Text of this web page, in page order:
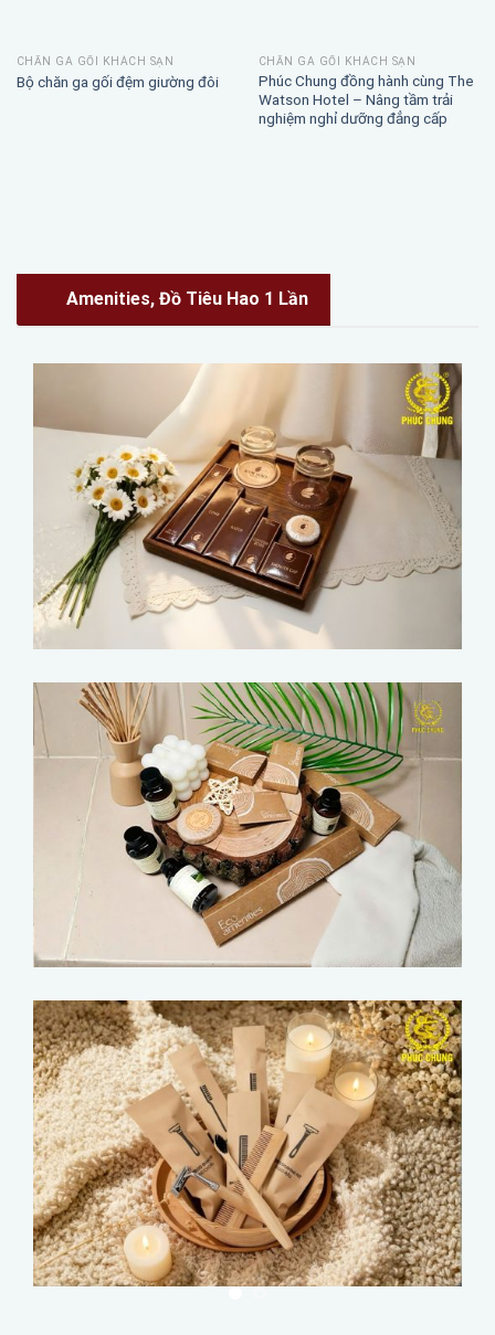
CHĂN GA GỐI KHÁCH SẠN
Bộ chăn ga gối đệm giường đôi
CHĂN GA GỐI KHÁCH SẠN
Phúc Chung đồng hành cùng The
Watson Hotel – Nâng tầm trải
nghiệm nghỉ dưỡng đẳng cấp
Amenities, Đồ Tiêu Hao 1 Lần